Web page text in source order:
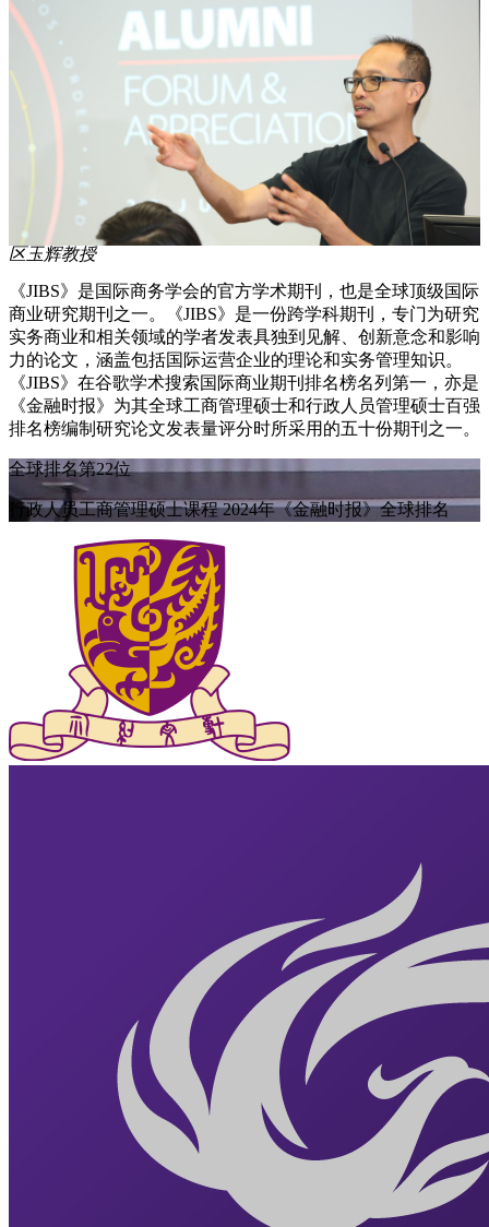
区玉辉教授
《JIBS》是国际商务学会的官方学术期刊，也是全球顶级国际
商业研究期刊之一。《JIBS》是一份跨学科期刊，专门为研究
实务商业和相关领域的学者发表具独到见解、创新意念和影响
力的论文，涵盖包括国际运营企业的理论和实务管理知识。
《JIBS》在谷歌学术搜索国际商业期刊排名榜名列第一，亦是
《金融时报》为其全球工商管理硕士和行政人员管理硕士百强
排名榜编制研究论文发表量评分时所采用的五十份期刊之一。
全球排名第22位
行政人员工商管理硕士课程 2024年《金融时报》全球排名